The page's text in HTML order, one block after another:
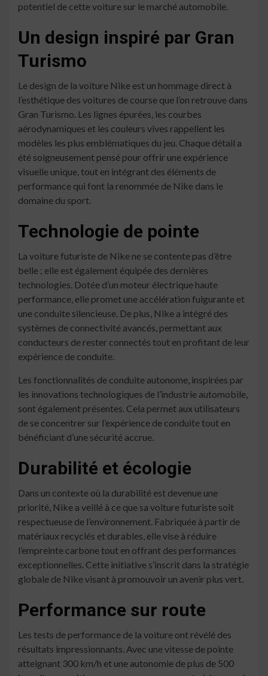
potentiel de cette voiture sur le marché automobile.
Un design inspiré par Gran
Turismo
Le design de la voiture Nike est un hommage direct à
l’esthétique des voitures de course que l’on retrouve dans
Gran Turismo. Les lignes épurées, les courbes
aérodynamiques et les couleurs vives rappellent les
modèles les plus emblématiques du jeu. Chaque détail a
été soigneusement pensé pour offrir une expérience
visuelle unique, tout en intégrant des éléments de
performance qui font la renommée de Nike dans le
domaine du sport.
Technologie de pointe
La voiture futuriste de Nike ne se contente pas d’être
belle ; elle est également équipée des dernières
technologies. Dotée d’un moteur électrique haute
performance, elle promet une accélération fulgurante et
une conduite silencieuse. De plus, Nike a intégré des
systèmes de connectivité avancés, permettant aux
conducteurs de rester connectés tout en profitant de leur
expérience de conduite.
Les fonctionnalités de conduite autonome, inspirées par
les innovations technologiques de l’industrie automobile,
sont également présentes. Cela permet aux utilisateurs
de se concentrer sur l’expérience de conduite tout en
bénéficiant d’une sécurité accrue.
Durabilité et écologie
Dans un contexte où la durabilité est devenue une
priorité, Nike a veillé à ce que sa voiture futuriste soit
respectueuse de l’environnement. Fabriquée à partir de
matériaux recyclés et durables, elle vise à réduire
l’empreinte carbone tout en offrant des performances
exceptionnelles. Cette initiative s’inscrit dans la stratégie
globale de Nike visant à promouvoir un avenir plus vert.
Performance sur route
Les tests de performance de la voiture ont révélé des
résultats impressionnants. Avec une vitesse de pointe
atteignant 300 km/h et une autonomie de plus de 500